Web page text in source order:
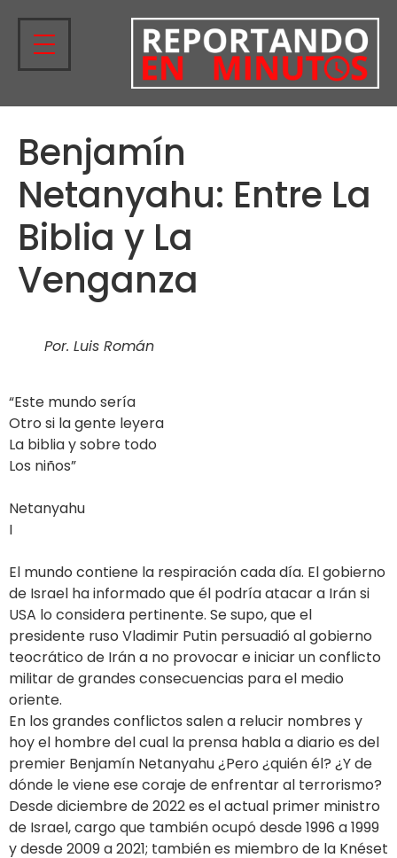
Benjamín
Netanyahu: Entre La
Biblia y La
Venganza
Por. Luis Román
“Este mundo sería
Otro si la gente leyera
La biblia y sobre todo
Los niños”
Netanyahu
I
El mundo contiene la respiración cada día. El gobierno
de Israel ha informado que él podría atacar a Irán si
USA lo considera pertinente. Se supo, que el
presidente ruso Vladimir Putin persuadió al gobierno
teocrático de Irán a no provocar e iniciar un conflicto
militar de grandes consecuencias para el medio
oriente.
En los grandes conflictos salen a relucir nombres y
hoy el hombre del cual la prensa habla a diario es del
premier Benjamín Netanyahu ¿Pero ¿quién él? ¿Y de
dónde le viene ese coraje de enfrentar al terrorismo?
Desde diciembre de 2022 es el actual primer ministro
de Israel, cargo que también ocupó desde 1996 a 1999
y desde 2009 a 2021; también es miembro de la Knéset